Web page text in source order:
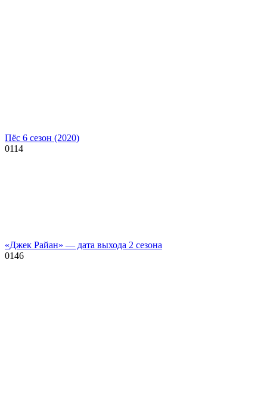
Пёс 6 сезон (2020)
0114
«Джек Райан» — дата выхода 2 сезона
0146